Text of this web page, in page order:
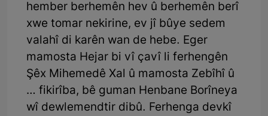
hember berhemên hev û berhemên berî
xwe tomar nekirine, ev jî bûye sedem
valahî di karên wan de hebe. Eger
mamosta Hejar bi vî çavî li ferhengên
Şêx Mihemedê Xal û mamosta Zebîhî û
… fikirîba, bê guman Henbane Borîneya
wî dewlemendtir dibû. Ferhenga devkî